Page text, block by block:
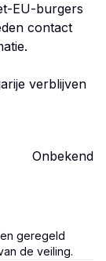
EU-burgers
contact
verblijven
Onbekend
geregeld
de veiling.